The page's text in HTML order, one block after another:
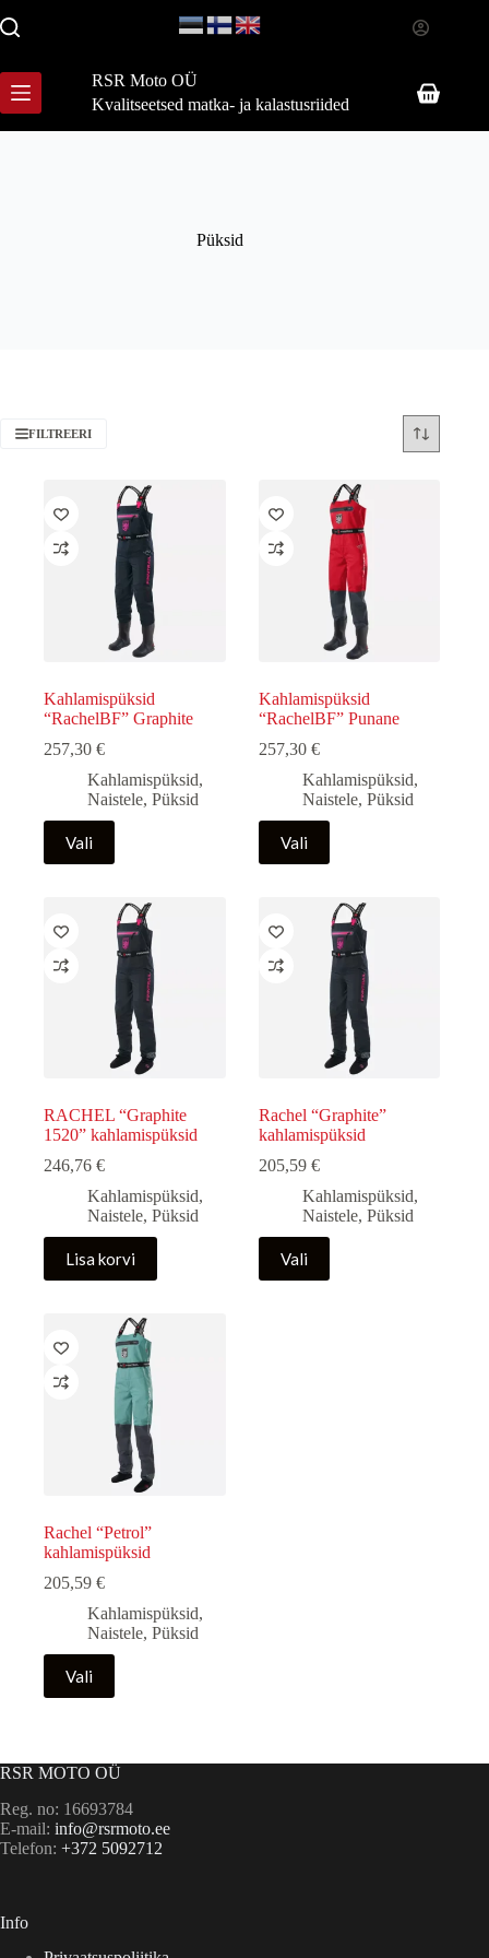
to
RSR Moto OÜ
Kvalitseetsed matka- ja kalastusriided
Shopping
Püksid
FILTREERI
Kahlamispüksid
“RachelBF” Graphite
257,30 €
Kahlamispüksid,
Naistele, Püksid
Vali
Sellel
tootel
on
Valikuid
teha
Kahlamispüksid
“RachelBF” Punane
257,30 €
Kahlamispüksid,
Naistele, Püksid
Vali
Sellel
tootel
on
Valikuid
teha
RACHEL “Graphite
1520” kahlamispüksid
246,76 €
Kahlamispüksid,
Naistele, Püksid
Lisa korvi
Rachel “Graphite”
kahlamispüksid
205,59 €
Kahlamispüksid,
Naistele, Püksid
Vali
Sellel
tootel
on
Rachel “Petrol”
kahlamispüksid
205,59 €
Kahlamispüksid,
Naistele, Püksid
Vali
Sellel
tootel
on
Valikuid
saab
teha
tootelehel.
RSR MOTO OÜ
Reg. no: 16693784
E-mail: info@rsrmoto.ee
Telefon: +372 5092712
Info